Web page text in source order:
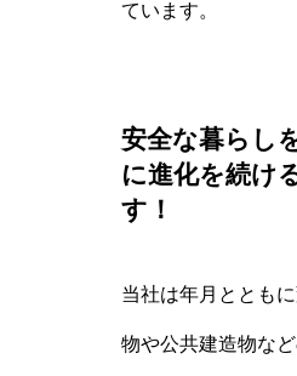
ています。
安全な暮らし
に進化を続け
す！
当社は年月ととも
物や公共建造物な